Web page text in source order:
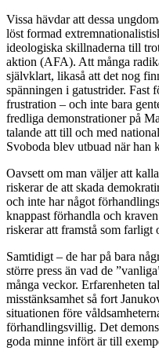
Vissa hävdar att dessa
löst formad
ideologiska skillnaderna till
aktion (AFA). Att många
självklart, likaså att det nog
spänningen i gatustrider. Fast
frustration – och inte bara
fredliga demonstrationer på
talande att till och med
Svoboda blev utbuad när han
Oavsett om man väljer att
riskerar de att skada
och inte har något
knappast förhandla och
riskerar att framstå som farligt
Samtidigt – de har på bara
större press än vad de
många veckor. Erfarenheten
misstänksamhet så fort
situationen före
förhandlingsvillig. Det
goda minne infört är till